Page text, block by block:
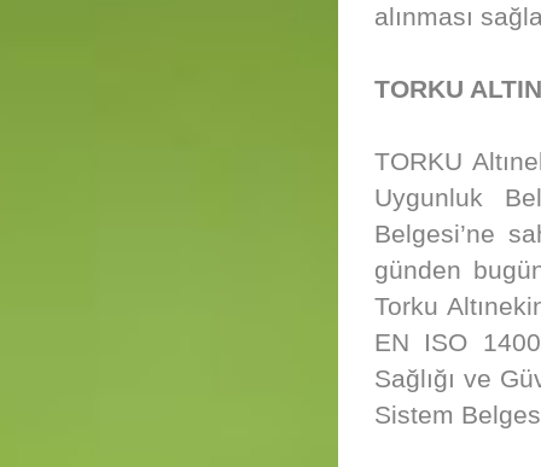
alınması
TORKU
TORKU
Uygunluk
Belgesi’ne
günden
Torku
EN ISO
Sağlığı ve
Sistem